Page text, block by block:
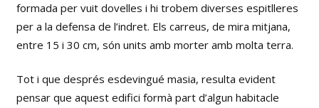
formada per vuit dovelles i hi trobem diverses espitlleres
per a la defensa de l’indret. Els carreus, de mira mitjana,
entre 15 i 30 cm, són units amb morter amb molta terra.
Tot i que després esdevingué masia, resulta evident
pensar que aquest edifici formà part d’algun habitacle